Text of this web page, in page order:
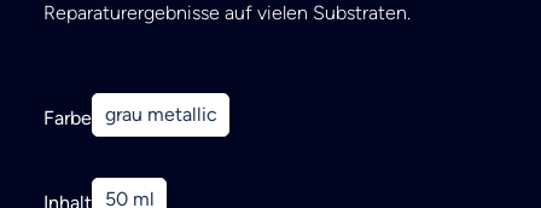
Reparaturergebnisse auf vielen Substraten.
Farbe grau metallic
Inhalt 50 ml